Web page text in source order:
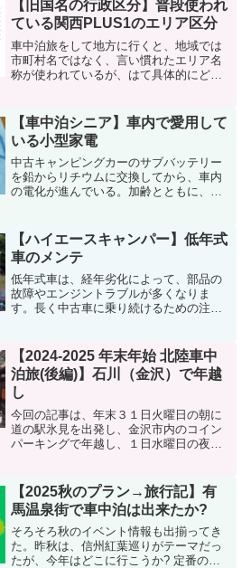
【旧国名の行政区分】普段使われ
ている関西PLUS1のエリア区分
車中泊旅をして地方に行くと、地域では
市町村名ではなく、言い慣れたエリア名
称が使われているが、はて具体的にどの
活用できるようにしておこう。
【車中泊シニア】車内で愛用して
いる小型家電
中古キャンピングカーのサブバッテリー
を鉛からリチウムに交換してから、車内
の電化が進んでいる。加齢とともに、
に、車内で愛用している小型家電につい
て、ご紹介する。
【ハイエースキャンパー】低年式
車のメンテ
低年式車は、経年劣化によって、部品の
故障やエンジントラブルが多くなりま
す。長く中古車に乗り続けるための注意
【2024-2025 年末年始 北陸車中
泊旅(後編)】石川（金沢）で年越
し
今回の記事は、年末３１日火曜日の朝に
道の駅氷見を出発し、金沢市内のコイン
パーキングで年越し、１日水曜日の夜に
に行って海鮮を食べ、初詣は尾山神社、
金沢城跡やにし茶屋街も散策し、知人の
ギャラリーにも訪問しました。
【2025秋のプラン→旅行記】有
馬温泉街で車中泊は出来たか?
そろそろ秋のイベント情報も出揃ってき
た。昨秋は、信州紅葉巡りがテーマだっ
たが、今年はどこに行こうか? 定番の丹